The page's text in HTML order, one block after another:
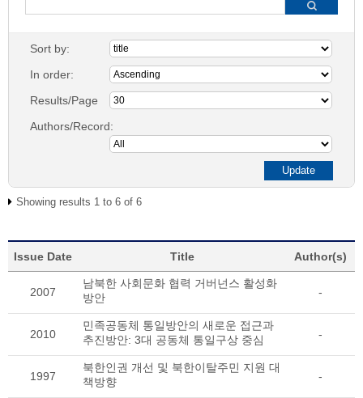
Sort by:
In order:
Results/Page
Authors/Record:
Showing results 1 to 6 of 6
Issue Date Title Author(s)
2007
남북한 사회문화 협력 거버넌스 활성화
방안
-
2010
민족공동체 통일방안의 새로운 접근과
추진방안: 3대 공동체 통일구상 중심
-
1997
북한인권 개선 및 북한이탈주민 지원 대
책방향
-